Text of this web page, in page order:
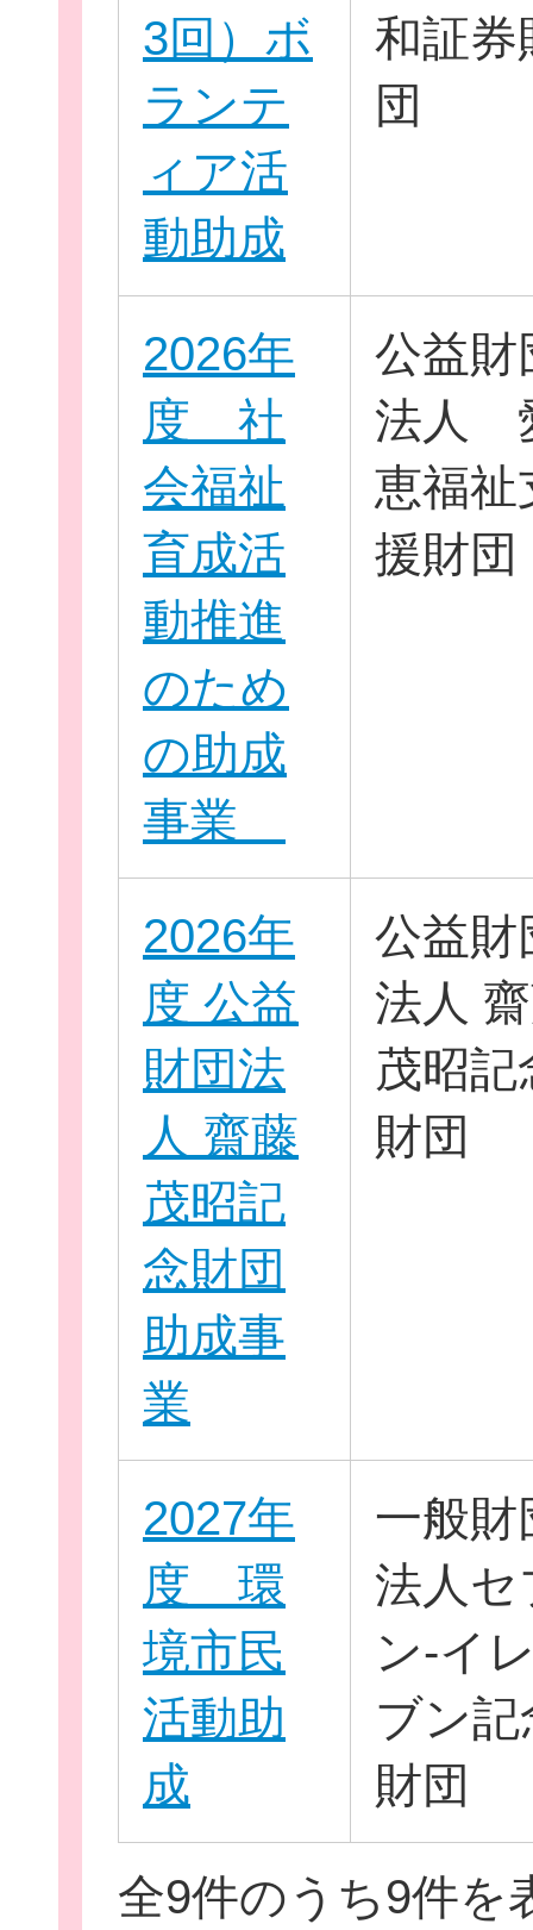
このサイトについて
サイトマップ
3回）ボ
ランテ
ィア活
動助成
和証券
団
2026年
度 社
会福祉
育成活
動推進
のため
の助成
事業
公益財
法人
恵福祉
援財団
2026年
度 公益
財団法
人 齋藤
茂昭記
念財団
助成事
業
公益財
法人
茂昭記
財団
2027年
度 環
境市民
活動助
成
一般財
法人セ
ン-イ
ブン記
財団
全9件のうち9件を